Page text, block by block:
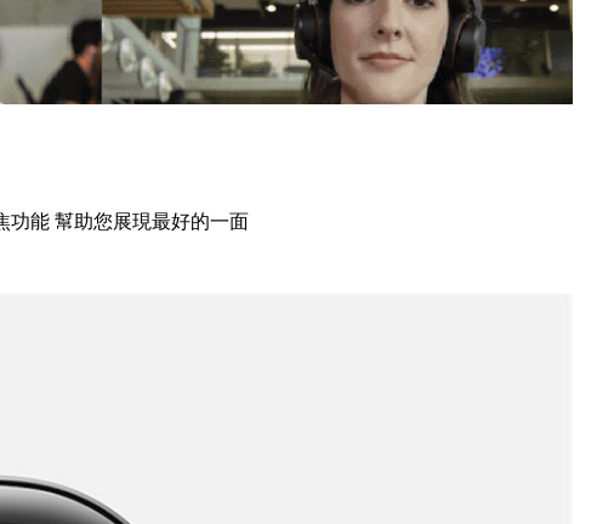
能 幫助您展現最好的一面